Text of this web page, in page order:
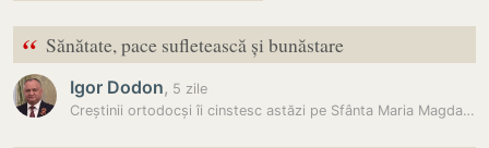
“ Sănătate, pace sufletească și bunăstare
Igor Dodon, 5 zile
Creștinii ortodocși îi cinstesc astăzi pe Sfânta Maria Magdalena și pe…